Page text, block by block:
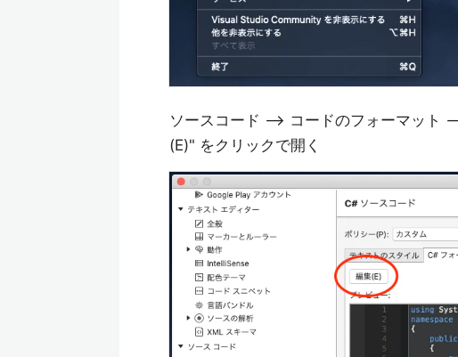
ソースコード --> コードのフォーマット
(E)" をクリックで開く